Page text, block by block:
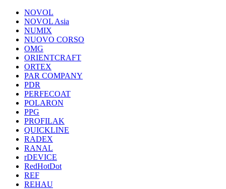
NOVOL
NOVOL Asia
NUMIX
NUOVO CORSO
OMG
ORIENTCRAFT
ORTEX
PAR COMPANY
PDR
PERFECOAT
POLARON
PPG
PROFILAK
QUICKLINE
RADEX
RANAL
rDEVICE
RedHotDot
REF
REHAU